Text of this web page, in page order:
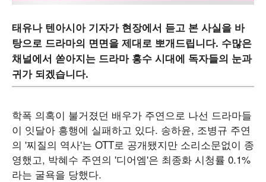
태유나 텐아시아 기자가 현장에서 듣고 본 사실을 바
탕으로 드라마의 면면을 제대로 뽀개드립니다. 수많은
채널에서 쏟아지는 드라마 홍수 시대에 독자들의 눈과
귀가 되겠습니다.
학폭 의혹이 불거졌던 배우가 주연으로 나선 드라마들
이 잇달아 흥행에 실패하고 있다. 송하윤, 조병규 주연
의 '찌질의 역사'는 OTT로 공개됐지만 소리소문없이 종
영했고, 박혜수 주연의 '디어엠'은 최종화 시청률 0.1%
라는 굴욕을 당했다.